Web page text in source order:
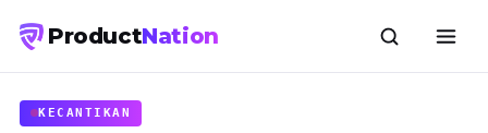
ProductNation
KECANTIKAN